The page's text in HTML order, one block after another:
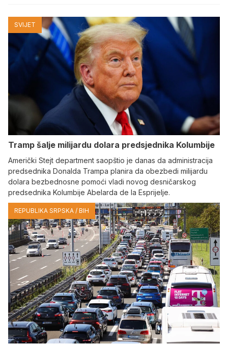
SVIJET
Tramp šalje milijardu dolara predsjednika Kolumbije
Američki Stejt department saopštio je danas da administracija
predsednika Donalda Trampa planira da obezbedi milijardu
dolara bezbednosne pomoći vladi novog desničarskog
predsednika Kolumbije Abelarda de la Esprijelje.
REPUBLIKA SRPSKA / BIH